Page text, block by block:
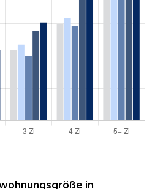
in